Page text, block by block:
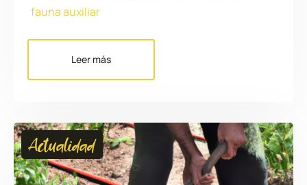
fauna auxiliar
Leer más
Actualidad